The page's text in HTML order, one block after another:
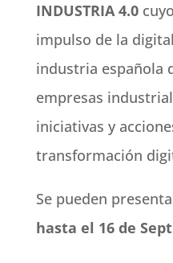
INDUSTRIA 4.0
impulso de la
industria española
empresas
iniciativas y
transformación
Se pueden
hasta el 16 de